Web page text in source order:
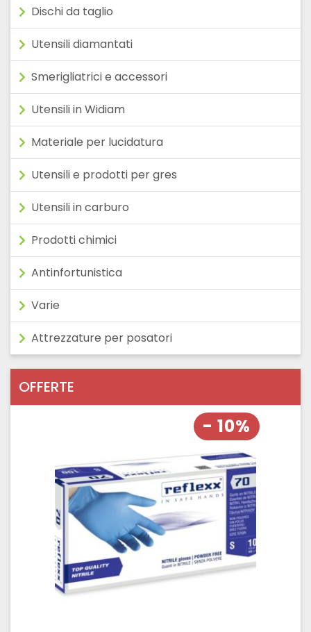
Dischi da taglio
Utensili diamantati
Smerigliatrici e accessori
Utensili in Widiam
Materiale per lucidatura
Utensili e prodotti per gres
Utensili in carburo
Prodotti chimici
Antinfortunistica
Varie
Attrezzature per posatori
OFFERTE
- 10%